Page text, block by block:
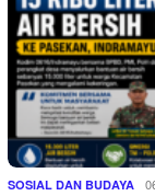
SOSIAL DAN BUDAYA